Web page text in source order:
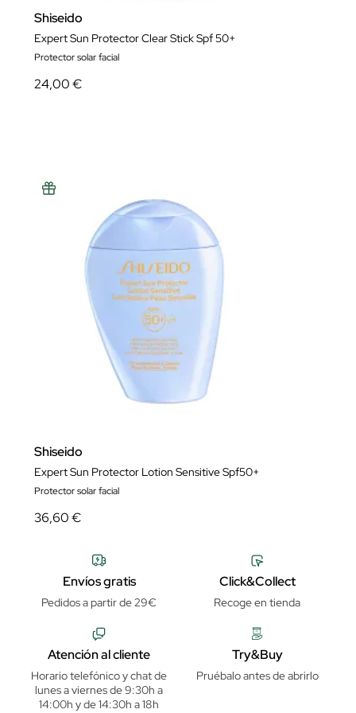
Shiseido
Expert Sun Protector Clear Stick Spf 50+
Protector solar facial
24,00 €
Shiseido
Expert Sun Protector Lotion Sensitive Spf50+
Protector solar facial
36,60 €
Envíos gratis
Pedidos a partir de 29€
Click&Collect
Recoge en tienda
Atención al cliente
Horario telefónico y chat de
lunes a viernes de 9:30h a
14:00h y de 14:30h a 18h
Try&Buy
Pruébalo antes de abrirlo